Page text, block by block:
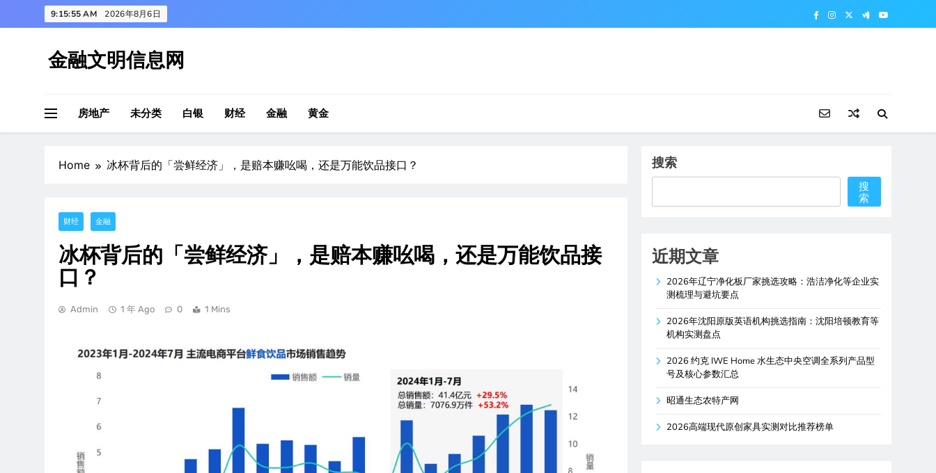
to
9:15:56 AM 2026年8月6日
金融文明信息网
房地产 未分类 白银 财经 金融 黄金
Home 冰杯背后的「尝鲜经济」，是赔本赚吆喝，还是万能饮品接口？
财经 金融
冰杯背后的「尝鲜经济」，是赔本赚吆喝，还是万能饮品接
口？
Admin 1 年 Ago 0 1 Mins
搜索
搜
索
近期文章
2026年辽宁净化板厂家挑选攻略：浩洁净化等企业实
测梳理与避坑要点
2026年沈阳原版英语机构挑选指南：沈阳培顿教育等
机构实测盘点
2026 约克 IWE Home 水生态中央空调全系列产品型
号及核心参数汇总
昭通生态农特产网
2026高端现代原创家具实测对比推荐榜单